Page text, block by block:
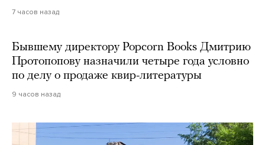
7 часов назад
Бывшему директору Popcorn Books Дмитрию
Протопопову назначили четыре года условно
по делу о продаже квир-литературы
9 часов назад